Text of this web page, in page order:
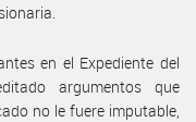
en el Expediente del
argumentos que
no le fuere imputable,